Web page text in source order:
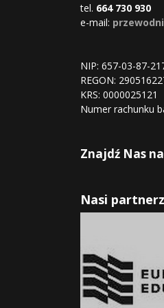
tel. 664 730 930
e-mail:
NIP: 657-03-87-
REGON:
KRS: 0000025121
Numer rachunku
Znajdź Nas
Nasi